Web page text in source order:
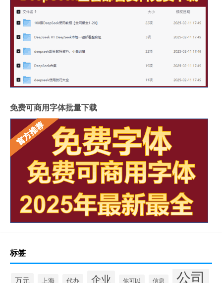
免费可商用字体批量下载
标签
万元 上海 代办 企业 你可以 信息 公司